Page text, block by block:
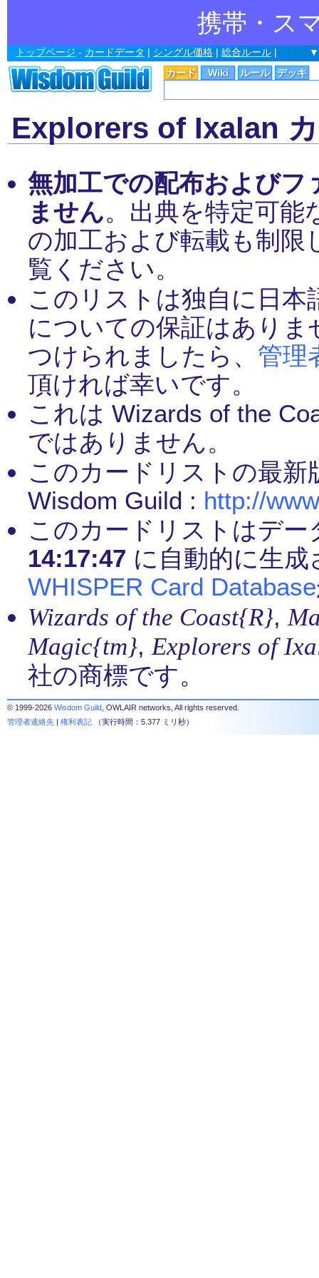
携帯・ス
カード Wiki ルール デッキ
トップページ - カードデータ | シングル価格 | 総合ルール |
Explorers of Ixalan
無加工での配布およびフ
ません。出典を特定可能
の加工および転載も制限
覧ください。
このリストは独自に日
についての保証はあり
つけられましたら、 管理
頂ければ幸いです。
これは Wizards of the
ではありません。
このカードリストの最
Wisdom Guild : http://
このカードリストはデ
14:17:47 に自動的に生
WHISPER Card Database
Wizards of the Coast{R},
Magic{tm}, Explorers of
社の商標です。
© 1999-2026 Wisdom Guild , OWLAIR networks, All rights reserved.
管理者連絡先 | 権利表記 （実行時間：5.377 ミリ秒）